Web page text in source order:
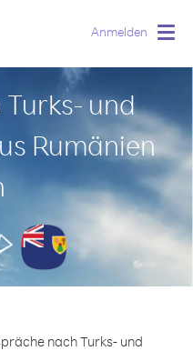
Anmelden
und
Rumänien
nach Turks- und